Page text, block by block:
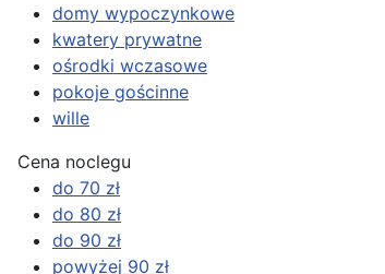
domy wypoczynkowe
kwatery prywatne
ośrodki wczasowe
pokoje gościnne
wille
Cena noclegu
do 70 zł
do 80 zł
do 90 zł
powyżej 90 zł